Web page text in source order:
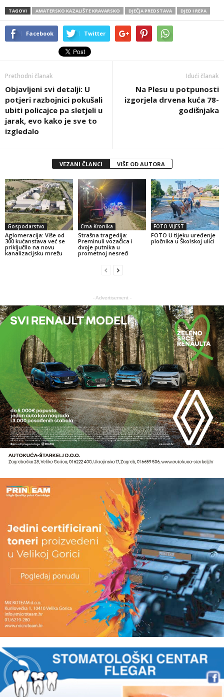
TAGOVI AMATERSKO KAZALIŠTE KRAVARSKO DJEČJA PREDSTAVA DJED I REPA
Facebook Twitter
Prethodni članak
Objavljeni svi detalji: U
potjeri razbojnici pokušali
ubiti policajce pa sletjeli u
jarak, evo kako je sve to
izgledalo
Idući članak
Na Plesu u potpunosti
izgorjela drvena kuća 78-
godišnjaka
VEZANI ČLANCI VIŠE OD AUTORA
Gospodarstvo
Aglomeracija: Više od
300 kućanstava već se
priključilo na novu
kanalizacijsku mrežu
Crna Kronika
Strašna tragedija:
Preminuli vozačica i
dvoje putnika u
prometnoj nesreći
FOTO VIJEST
FOTO U tijeku uređenje
pločnika u Školskoj ulici
- Advertisement -